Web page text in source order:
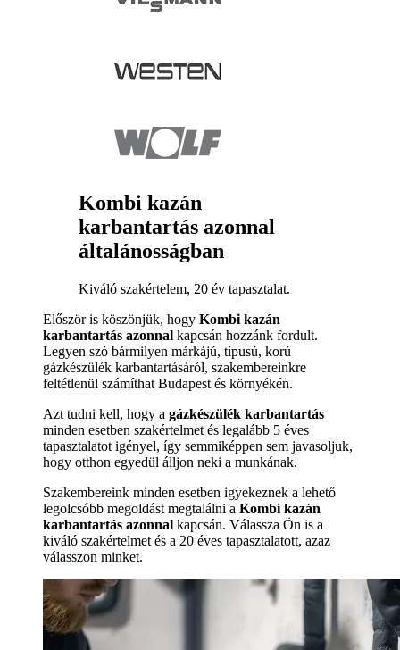
Kombi kazán
karbantartás azonnal
általánosságban
Kiváló szakértelem, 20 év tapasztalat.
Először is köszönjük, hogy Kombi kazán
karbantartás azonnal kapcsán hozzánk fordult.
Legyen szó bármilyen márkájú, típusú, korú
gázkészülék karbantartásáról, szakembereinkre
feltétlenül számíthat Budapest és környékén.
Azt tudni kell, hogy a gázkészülék karbantartás
minden esetben szakértelmet és legalább 5 éves
tapasztalatot igényel, így semmiképpen sem javasoljuk,
hogy otthon egyedül álljon neki a munkának.
Szakembereink minden esetben igyekeznek a lehető
legolcsóbb megoldást megtalálni a Kombi kazán
karbantartás azonnal kapcsán. Válassza Ön is a
kiváló szakértelmet és a 20 éves tapasztalatott, azaz
válasszon minket.